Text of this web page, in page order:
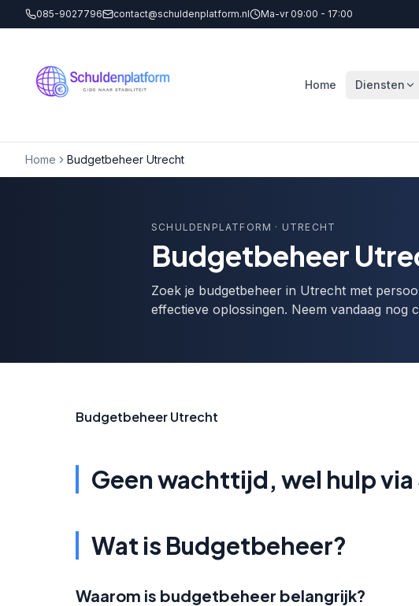
085-9027796 contact@schuldenplatform.nl Ma-vr 09:00 - 17:00
Home Diensten
Home Budgetbeheer Utrecht
SCHULDENPLATFORM · UTRECHT
Budgetbeheer
Zoek je budgetbeheer in Utrecht met
effectieve oplossingen. Neem vandaag nog
Budgetbeheer Utrecht
Geen wachttijd, wel hulp
Wat is Budgetbeheer?
Waarom is budgetbeheer belangrijk?